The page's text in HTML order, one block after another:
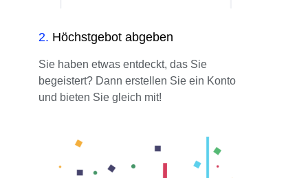
2. Höchstgebot abgeben
Sie haben etwas entdeckt, das Sie
begeistert? Dann erstellen Sie ein Konto
und bieten Sie gleich mit!